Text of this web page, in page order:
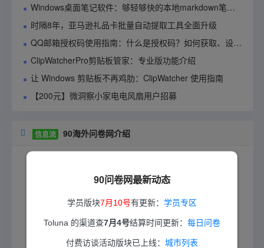
90问卷网最新动态
学员版块7月10号有更新： 学员专区
Toluna 的渠道查7月4号结算时间更新： 每日问卷
付费访谈活动版块已上线： 城市列表
Windows桌面笔记软件：够轻够快的本地markdown笔记应用90notes使用指南
时隔8年，亚马逊礼品卡批量自动提取工具全面升级
QQ邮箱授权码使用指南：什么是授权码？如何获取、设置与管理？
ClipWatcherPro剪贴板管家：专业版功能介绍
让 Windows 剪贴板不再鸡肋：ClipWatcher 使用指南
【200元】微洞察小家电电风扇用户招募
信息流 90海外问卷网介绍

我们是干什么的？专 业答卷的！
有多专业？从 2011 年坚持到现在！
文章，既是新手入门基础教程，同时也是知识科普，让
大家对这行有一个客观的正确的全面的认识。